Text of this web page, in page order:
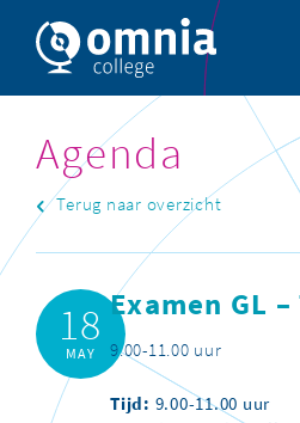
Agenda
Terug naar overzicht
18
MAY
Examen GL
9.00-11.00 uur
Tijd: 9.00-11.00 uur